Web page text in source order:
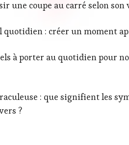
une coupe au carré selon
: créer un moment
à porter au quotidien pour
: que signifient les
?